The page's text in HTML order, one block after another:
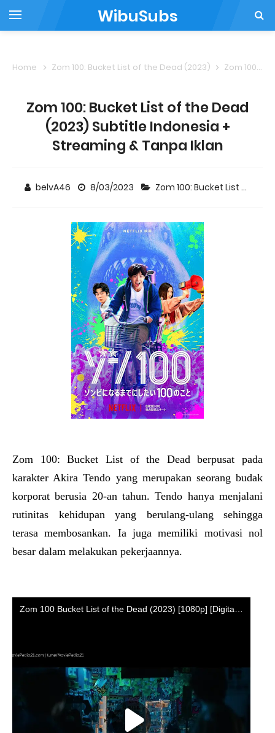
WibuSubs
Home Zom 100: Bucket List of the Dead (2023) Zom 100: Bucket List of the Dead (2023) Subtitle Indonesia + Streaming & Tanpa Iklan
Zom 100: Bucket List of the Dead
(2023) Subtitle Indonesia +
Streaming & Tanpa Iklan
belvA46 8/03/2023 Zom 100: Bucket List of the Dead (2023)
Zom 100: Bucket List of the Dead berpusat pada
karakter Akira Tendo yang merupakan seorang budak
korporat berusia 20-an tahun. Tendo hanya menjalani
rutinitas kehidupan yang berulang-ulang sehingga
terasa membosankan. Ia juga memiliki motivasi nol
besar dalam melakukan pekerjaannya.